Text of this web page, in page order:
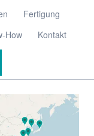
Fertigung
How Kontakt